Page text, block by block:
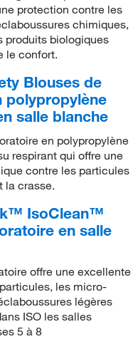
protection contre les
chimiques,
produits biologiques
le confort.
Blouses de
polypropylène
salle blanche
en polypropylène
respirant qui offre une
contre les particules
la crasse.
IsoClean™
en salle
offre une excellente
les micro-
légères
ISO les salles
5 à 8